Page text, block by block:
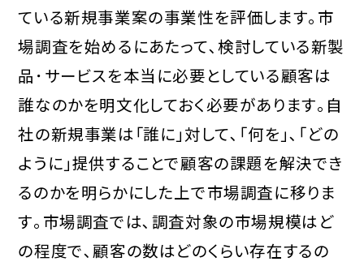
ている新規事業案の事業性を評価します｡市
場調査を始めるにあたって､検討している新製
品･サービスを本当に必要としている顧客は
誰なのかを明文化しておく必要があります｡自
社の新規事業は「誰に」対して､「何を」､「どの
ように」提供することで顧客の課題を解決でき
るのかを明らかにした上で市場調査に移りま
す｡市場調査では､調査対象の市場規模はど
の程度で､顧客の数はどのくらい存在するの